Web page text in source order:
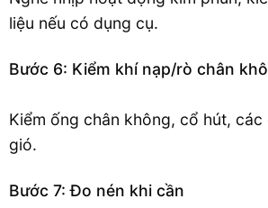
liệu nếu có dụng cụ.
Bước 6: Kiểm khí nạp/rò chân
Kiểm ống chân không, cổ hút,
gió.
Bước 7: Đo nén khi cần